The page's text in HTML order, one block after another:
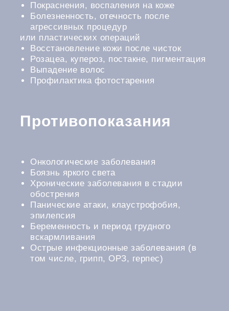
Противопоказания
Покраснения, воспаления на коже
Болезненность, отечность после
агрессивных процедур
или пластических операций
Восстановление кожи после чисток
Розацеа, купероз, постакне, пигментация
Выпадение волос
Профилактика фотостарения
Онкологические заболевания
Боязнь яркого света
Хронические заболевания в стадии
обострения
Панические атаки, клаустрофобия,
эпилепсия
Беременность и период грудного
вскармливания
Острые инфекционные заболевания (в
том числе, грипп, ОРЗ, герпес)